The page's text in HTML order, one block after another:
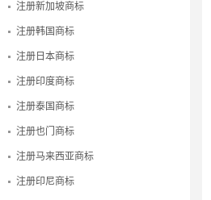
注册新加坡商标
注册韩国商标
注册日本商标
注册印度商标
注册泰国商标
注册也门商标
注册马来西亚商标
注册印尼商标